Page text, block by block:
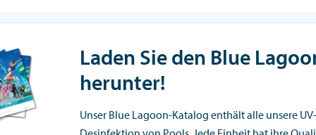
Laden Sie den Blue
herunter!
Unser Blue Lagoon-Katalog enthält alle unsere